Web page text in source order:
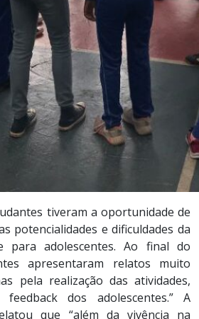
tiveram a oportunidade de
potencialidades e dificuldades da
para adolescentes. Ao final do
apresentaram relatos muito
pela realização das atividades,
dos adolescentes.” A
que “além da vivência na